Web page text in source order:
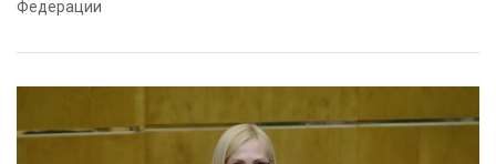
Федерации